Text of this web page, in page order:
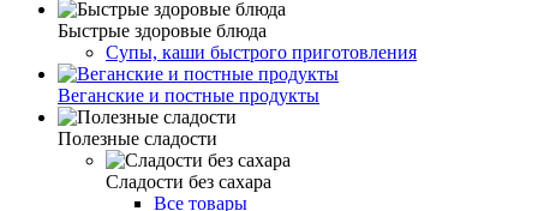
Быстрые здоровые блюда
Супы, каши быстрого приготовления
Веганские и постные продукты
Полезные сладости
Сладости без сахара
Все товары